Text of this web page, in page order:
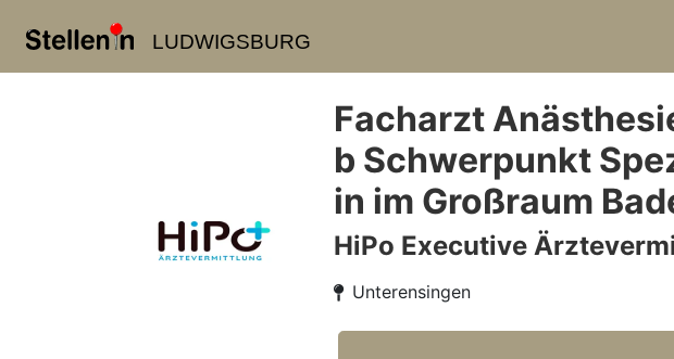
LUDWIGSBURG
Facharzt
b Schwerpunkt
in im Großraum
HiPo Executive
Unterensingen